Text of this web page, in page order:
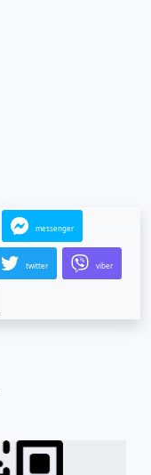
messenger
twitter viber